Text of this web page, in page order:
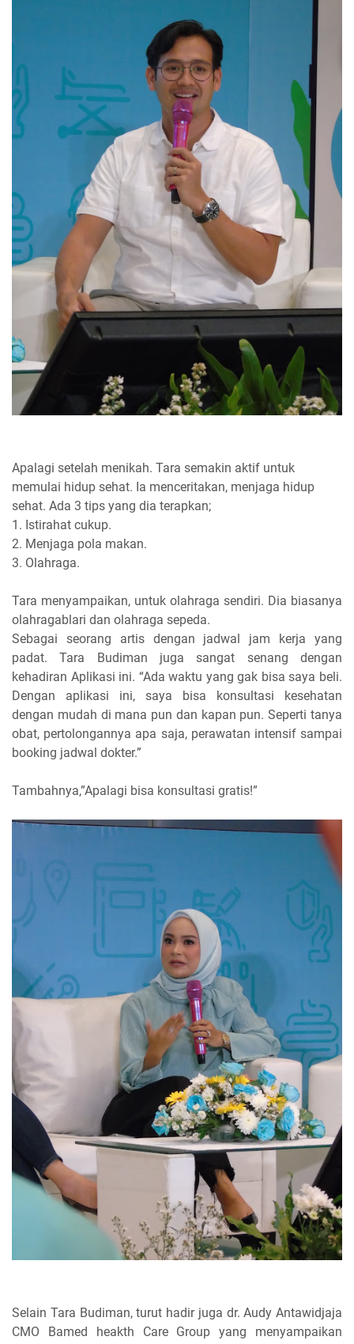
Apalagi setelah menikah. Tara semakin aktif untuk
memulai hidup sehat. Ia menceritakan, menjaga hidup
sehat. Ada 3 tips yang dia terapkan;
1. Istirahat cukup.
2. Menjaga pola makan.
3. Olahraga.
Tara menyampaikan, untuk olahraga sendiri. Dia biasanya
olahragablari dan olahraga sepeda.
Sebagai seorang artis dengan jadwal jam kerja yang
padat. Tara Budiman juga sangat senang dengan
kehadiran Aplikasi ini. “Ada waktu yang gak bisa saya beli.
Dengan aplikasi ini, saya bisa konsultasi kesehatan
dengan mudah di mana pun dan kapan pun. Seperti tanya
obat, pertolongannya apa saja, perawatan intensif sampai
booking jadwal dokter.”
Tambahnya,”Apalagi bisa konsultasi gratis!”
Selain Tara Budiman, turut hadir juga dr. Audy Antawidjaja
CMO Bamed heakth Care Group yang menyampaikan